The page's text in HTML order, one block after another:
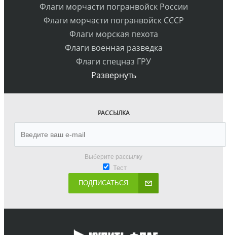
Флаги морчасти погранвойск России
Флаги морчасти погранвойск СССР
Флаги морская пехота
Флаги военная разведка
Флаги спецназ ГРУ
Развернуть
РАССЫЛКА
Выберите рассылку
Тест
ПОДПИСАТЬСЯ